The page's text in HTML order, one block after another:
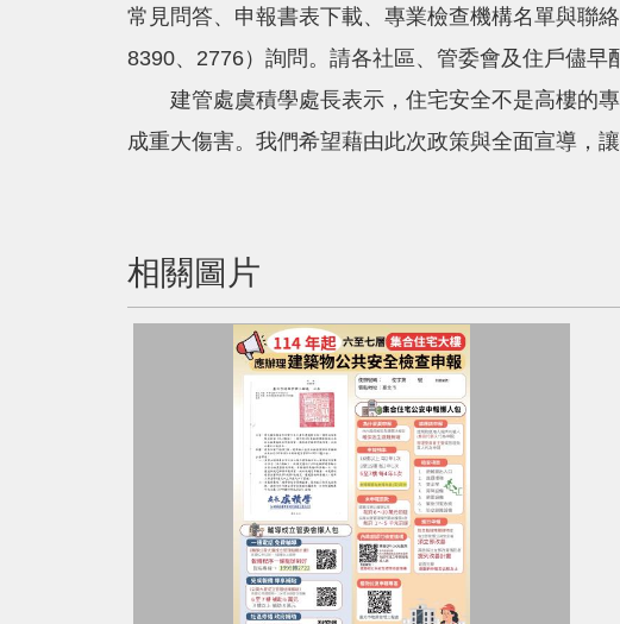
常見問答、申報書表下載、專業檢查機構名單與聯
8390、2776）詢問。請各社區、管委會及住戶儘早
建管處虞積學處長表示，住宅安全不是高樓的專
成重大傷害。我們希望藉由此次政策與全面宣導，
相關圖片